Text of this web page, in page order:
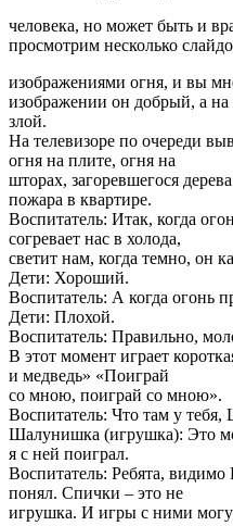
человека, но может быть и
просмотрим несколько
изображениями огня, и вы
изображении он добрый, а на
злой.
На телевизоре по очереди
огня на плите, огня на
шторах, загоревшегося
пожара в квартире.
Воспитатель: Итак, когда
согревает нас в холода,
светит нам, когда темно, он
Дети: Хороший.
Воспитатель: А когда огонь
Дети: Плохой.
Воспитатель: Правильно,
В этот момент играет
и медведь» «Поиграй
со мною, поиграй со мною».
Воспитатель: Что там у
Шалунишка (игрушка): Это
я с ней поиграл.
Воспитатель: Ребята,
понял. Спички – это не
игрушка. И игры с ними